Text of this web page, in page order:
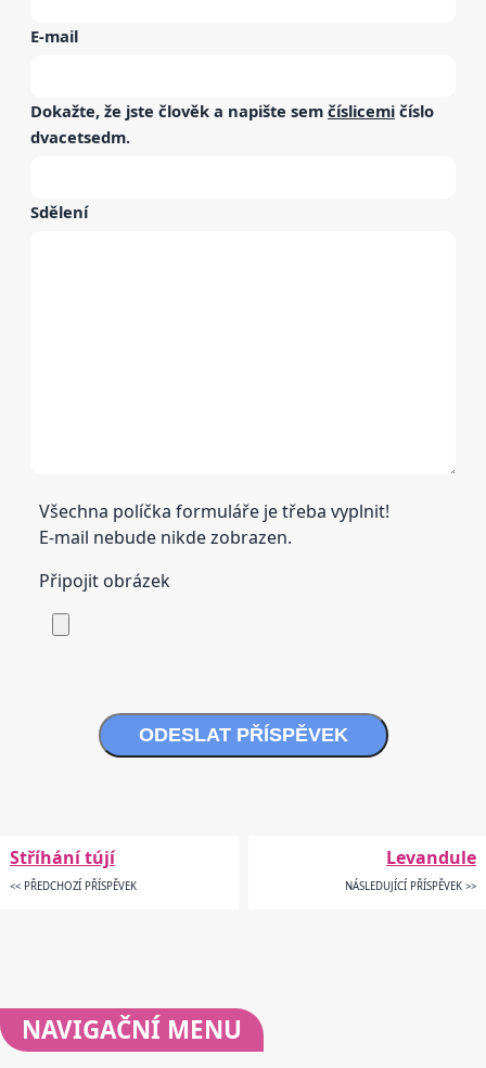
E-mail
Dokažte, že jste člověk a napište sem číslicemi číslo
dvacetsedm.
Sdělení
Všechna políčka formuláře je třeba vyplnit!
E-mail nebude nikde zobrazen.
Připojit obrázek
ODESLAT PŘÍSPĚVEK
Stříhání tújí
<< PŘEDCHOZÍ PŘÍSPĚVEK
Levandule
NÁSLEDUJÍCÍ PŘÍSPĚVEK >>
NAVIGAČNÍ MENU